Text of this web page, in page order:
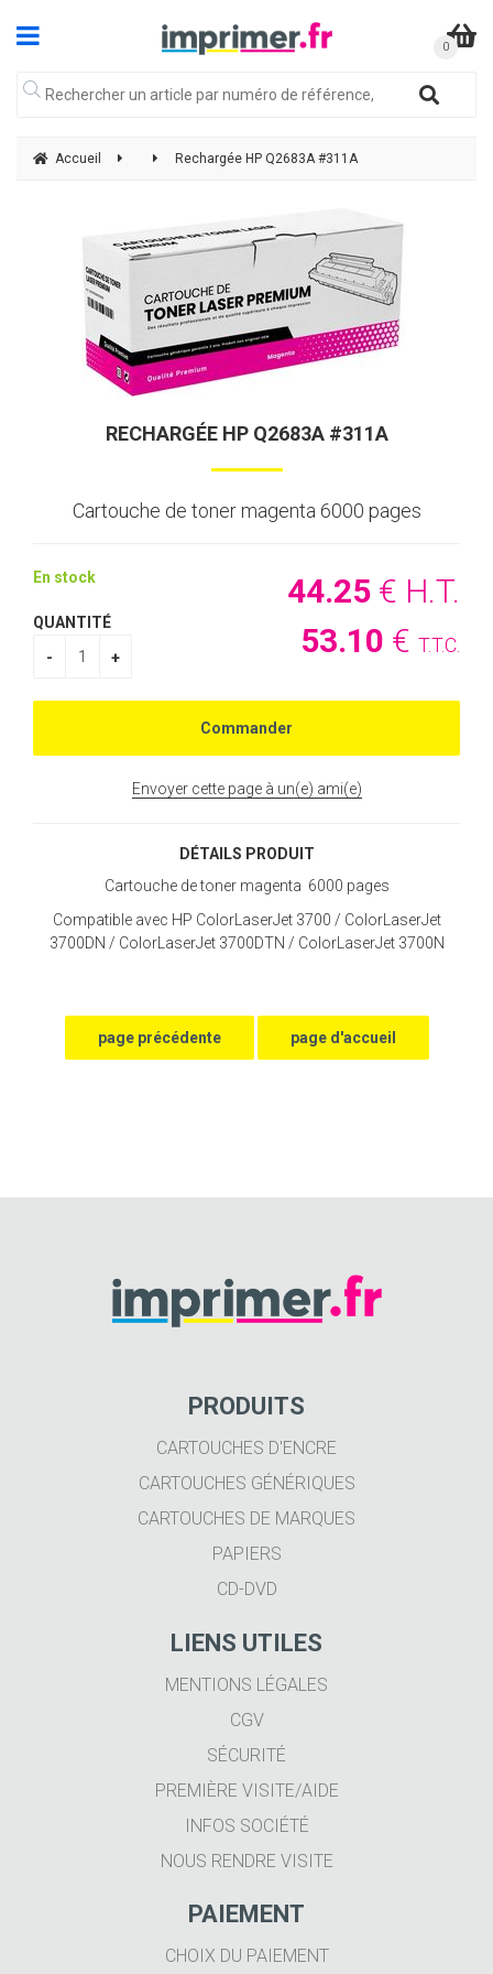
Accueil Rechargée HP Q2683A #311A
RECHARGÉE HP Q2683A #311A
Cartouche de toner magenta 6000 pages
44.25 € H.T.
53.10 € T.T.C.
En stock
QUANTITÉ
Envoyer cette page à un(e) ami(e)
DÉTAILS PRODUIT
Cartouche de toner magenta 6000 pages
Compatible avec HP ColorLaserJet 3700 / ColorLaserJet
3700DN / ColorLaserJet 3700DTN / ColorLaserJet 3700N
PRODUITS
CARTOUCHES D'ENCRE
CARTOUCHES GÉNÉRIQUES
CARTOUCHES DE MARQUES
PAPIERS
CD-DVD
LIENS UTILES
MENTIONS LÉGALES
CGV
SÉCURITÉ
PREMIÈRE VISITE/AIDE
INFOS SOCIÉTÉ
NOUS RENDRE VISITE
PAIEMENT
CHOIX DU PAIEMENT